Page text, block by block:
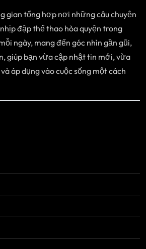
gian tổng hợp nơi những câu chuyện
đập thể thao hòa quyện trong
ngày, mang đến góc nhìn gần gũi,
giúp bạn vừa cập nhật tin mới, vừa
áp dụng vào cuộc sống một cách